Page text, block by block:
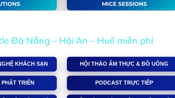
Đà Nẵng – Hội An – Huế miễn phí
KHÁCH SẠN HỘI THẢO ẨM THỰC & ĐỒ UỐNG
TRIỂN PODCAST TRỰC TIẾP